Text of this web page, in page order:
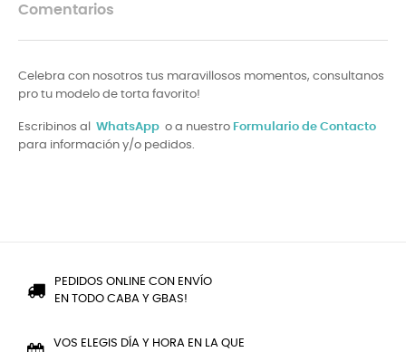
Comentarios
Celebra con nosotros tus maravillosos momentos, consultanos
pro tu modelo de torta favorito!
Escribinos al WhatsApp o a nuestro Formulario de Contacto
para información y/o pedidos.
PEDIDOS ONLINE CON ENVÍO
EN TODO CABA Y GBAS!
VOS ELEGIS DÍA Y HORA EN LA QUE